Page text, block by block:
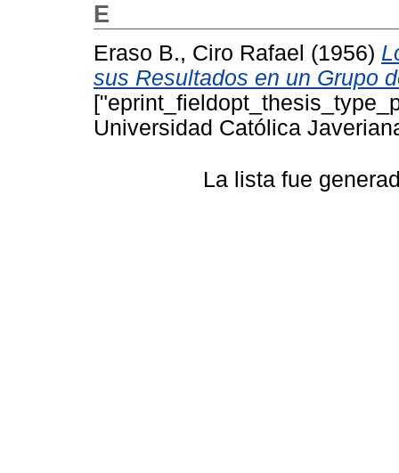
E
Eraso B., Ciro Rafael (1956)
sus Resultados en un Grupo
Universidad Católica
La lista fue